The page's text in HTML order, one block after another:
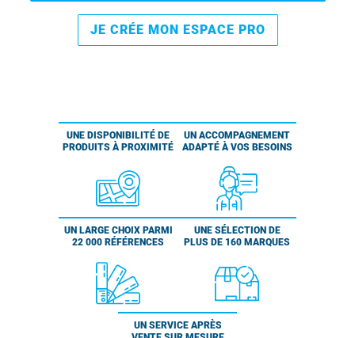
JE CRÉE MON ESPACE PRO
UNE DISPONIBILITÉ DE
PRODUITS À PROXIMITÉ
UN ACCOMPAGNEMENT
ADAPTÉ À VOS BESOINS
UN LARGE CHOIX PARMI
22 000 RÉFÉRENCES
UNE SÉLECTION DE
PLUS DE 160 MARQUES
UN SERVICE APRÈS